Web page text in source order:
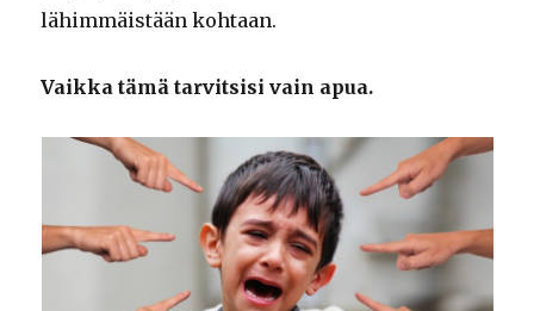
lähimmäistään kohtaan.
Vaikka tämä tarvitsisi vain apua.